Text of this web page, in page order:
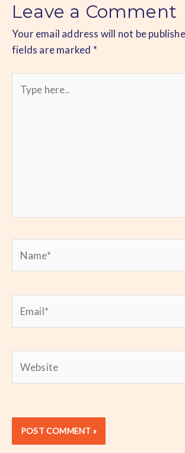
Leave a Comment
Your email address will not be
fields are marked *
here..